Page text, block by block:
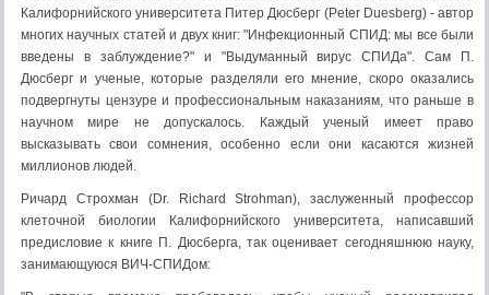
Калифорнийского университета Питер Дюсберг (Peter Duesberg) - автор
многих научных статей и двух книг: "Инфекционный СПИД: мы все были
введены в заблуждение?" и "Выдуманный вирус СПИДа". Сам П.
Дюсберг и ученые, которые разделяли его мнение, скоро оказались
подвергнуты цензуре и профессиональным наказаниям, что раньше в
научном мире не допускалось. Каждый ученый имеет право
высказывать свои сомнения, особенно если они касаются жизней
миллионов людей.
Ричард Строхман (Dr. Richard Strohman), заслуженный профессор
клеточной биологии Калифорнийского университета, написавший
предисловие к книге П. Дюсберга, так оценивает сегодняшнюю науку,
занимающуюся ВИЧ-СПИДом: